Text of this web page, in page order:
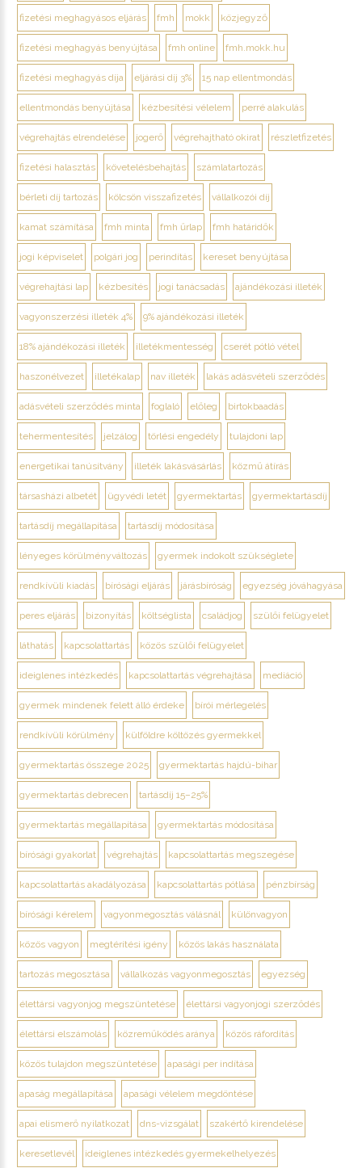
fizetési meghagyásos eljárás fmh mokk közjegyző
fizetési meghagyás benyújtása fmh online fmh.mokk.hu
fizetési meghagyás díja eljárási díj 3% 15 nap ellentmondás
ellentmondás benyújtása kézbesítési vélelem perré alakulás
végrehajtás elrendelése jogerő végrehajtható okirat részletfizetés
fizetési halasztás követelésbehajtás számlatartozás
bérleti díj tartozás kölcsön visszafizetés vállalkozói díj
kamat számítása fmh minta fmh űrlap fmh határidők
jogi képviselet polgári jog perindítás kereset benyújtása
végrehajtási lap kézbesítés jogi tanácsadás ajándékozási illeték
vagyonszerzési illeték 4% 9% ajándékozási illeték
18% ajándékozási illeték illetékmentesség cserét pótló vétel
haszonélvezet illetékalap nav illeték lakás adásvételi szerződés
adásvételi szerződés minta foglaló előleg birtokbaadás
tehermentesítés jelzálog törlési engedély tulajdoni lap
energetikai tanúsítvány illeték lakásvásárlás közmű átírás
társasházi albetét ügyvédi letét gyermektartás gyermektartásdíj
tartásdíj megállapítása tartásdíj módosítása
lényeges körülményváltozás gyermek indokolt szükséglete
rendkívüli kiadás bírósági eljárás járásbíróság egyezség jóváhagyása
peres eljárás bizonyítás költséglista családjog szülői felügyelet
láthatás kapcsolattartás közös szülői felügyelet
ideiglenes intézkedés kapcsolattartás végrehajtása mediáció
gyermek mindenek felett álló érdeke bírói mérlegelés
rendkívüli körülmény külföldre költözés gyermekkel
gyermektartás összege 2025 gyermektartás hajdú-bihar
gyermektartás debrecen tartásdíj 15–25%
gyermektartás megállapítása gyermektartás módosítása
bírósági gyakorlat végrehajtás kapcsolattartás megszegése
kapcsolattartás akadályozása kapcsolattartás pótlása pénzbírság
bírósági kérelem vagyonmegosztás válásnál különvagyon
közös vagyon megtérítési igény közös lakás használata
tartozás megosztása vállalkozás vagyonmegosztás egyezség
élettársi vagyonjog megszüntetése élettársi vagyonjogi szerződés
élettársi elszámolás közreműködés aránya közös ráfordítás
közös tulajdon megszüntetése apasági per indítása
apaság megállapítása apasági vélelem megdöntése
apai elismerő nyilatkozat dns-vizsgálat szakértő kirendelése
keresetlevél ideiglenes intézkedés gyermekelhelyezés